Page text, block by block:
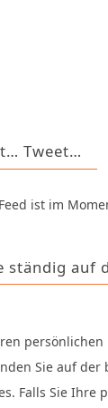
Tweet…
ist im
ständig auf
persönlichen
Sie auf der
Falls Sie Ihre